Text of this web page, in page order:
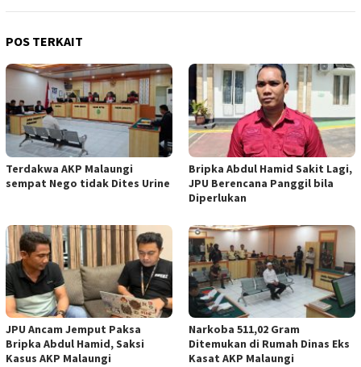
POS TERKAIT
Terdakwa AKP Malaungi
sempat Nego tidak Dites Urine
Bripka Abdul Hamid Sakit Lagi,
JPU Berencana Panggil bila
Diperlukan
JPU Ancam Jemput Paksa
Bripka Abdul Hamid, Saksi
Kasus AKP Malaungi
Narkoba 511,02 Gram
Ditemukan di Rumah Dinas Eks
Kasat AKP Malaungi